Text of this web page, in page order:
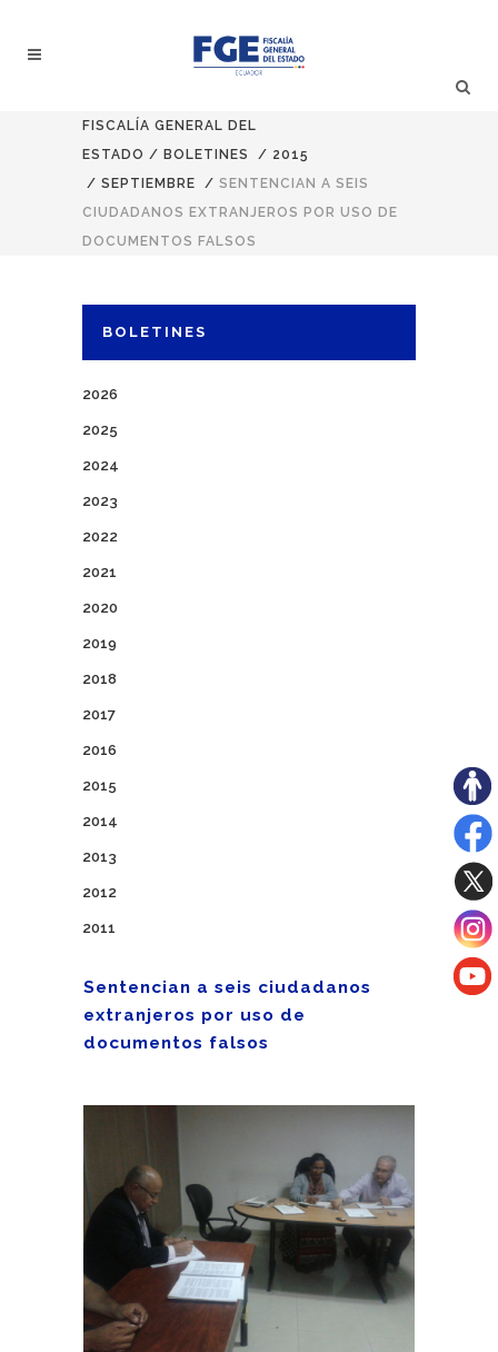
FISCALÍA GENERAL DEL
ESTADO / BOLETINES / 2015
/ SEPTIEMBRE / SENTENCIAN A SEIS
CIUDADANOS EXTRANJEROS POR USO DE
DOCUMENTOS FALSOS
BOLETINES
2026
2025
2024
2023
2022
2021
2020
2019
2018
2017
2016
2015
2014
2013
2012
2011
Sentencian a seis ciudadanos
extranjeros por uso de
documentos falsos